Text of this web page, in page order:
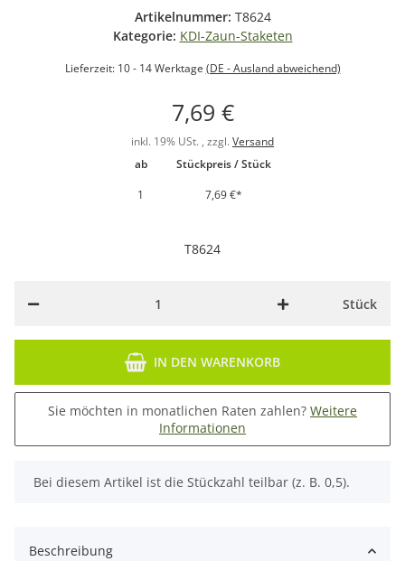
Artikelnummer: T8624
Kategorie: KDI-Zaun-Staketen
Lieferzeit: 10 - 14 Werktage (DE - Ausland abweichend)
7,69 €
inkl. 19% USt. , zzgl. Versand
ab
Stückpreis / Stück
1
7,69 €*
T8624
Stück
IN DEN WARENKORB
Sie möchten in monatlichen Raten zahlen? Weitere
Informationen
x
Bei diesem Artikel ist die Stückzahl teilbar (z. B. 0,5).
Beschreibung